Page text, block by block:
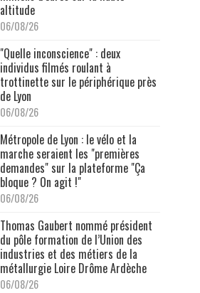
altitude
06/08/26
"Quelle inconscience" : deux
individus filmés roulant à
trottinette sur le périphérique près
de Lyon
06/08/26
Métropole de Lyon : le vélo et la
marche seraient les "premières
demandes" sur la plateforme "Ça
bloque ? On agit !"
06/08/26
Thomas Gaubert nommé président
du pôle formation de l’Union des
industries et des métiers de la
métallurgie Loire Drôme Ardèche
06/08/26